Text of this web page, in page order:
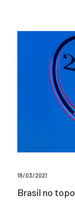
18/03/2021
Brasil no